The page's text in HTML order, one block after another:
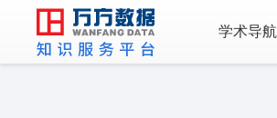
学术导航